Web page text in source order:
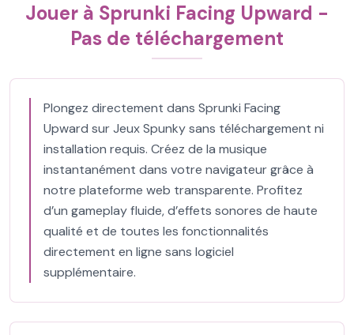
Jouer à Sprunki Facing Upward -
Pas de téléchargement
Plongez directement dans Sprunki Facing
Upward sur Jeux Spunky sans téléchargement ni
installation requis. Créez de la musique
instantanément dans votre navigateur grâce à
notre plateforme web transparente. Profitez
d’un gameplay fluide, d’effets sonores de haute
qualité et de toutes les fonctionnalités
directement en ligne sans logiciel
supplémentaire.